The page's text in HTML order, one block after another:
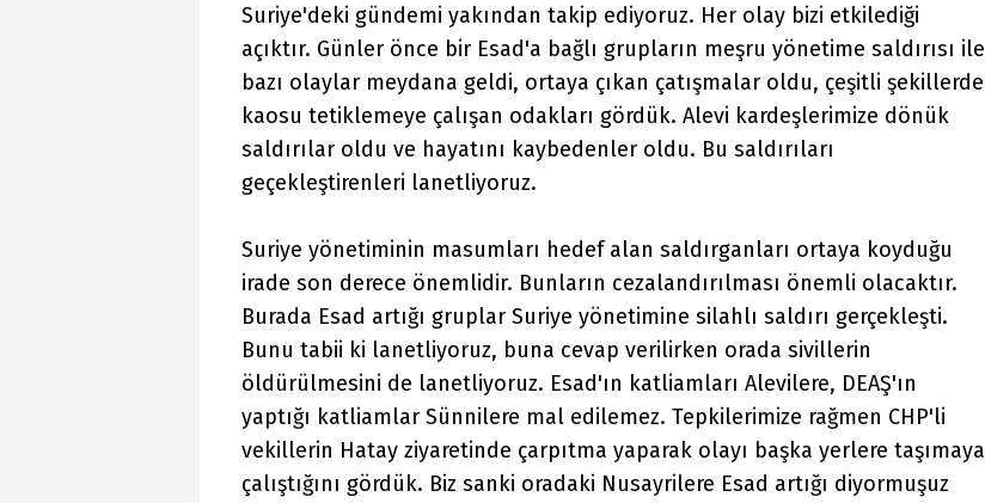
Suriye'deki gündemi yakından takip ediyoruz. Her olay bizi etkilediği
açıktır. Günler önce bir Esad'a bağlı grupların meşru yönetime saldırısı ile
bazı olaylar meydana geldi, ortaya çıkan çatışmalar oldu, çeşitli şekillerde
kaosu tetiklemeye çalışan odakları gördük. Alevi kardeşlerimize dönük
saldırılar oldu ve hayatını kaybedenler oldu. Bu saldırıları
geçekleştirenleri lanetliyoruz.
Suriye yönetiminin masumları hedef alan saldırganları ortaya koyduğu
irade son derece önemlidir. Bunların cezalandırılması önemli olacaktır.
Burada Esad artığı gruplar Suriye yönetimine silahlı saldırı gerçekleşti.
Bunu tabii ki lanetliyoruz, buna cevap verilirken orada sivillerin
öldürülmesini de lanetliyoruz. Esad'ın katliamları Alevilere, DEAŞ'ın
yaptığı katliamlar Sünnilere mal edilemez. Tepkilerimize rağmen CHP'li
vekillerin Hatay ziyaretinde çarpıtma yaparak olayı başka yerlere taşımaya
çalıştığını gördük. Biz sanki oradaki Nusayrilere Esad artığı diyormuşuz